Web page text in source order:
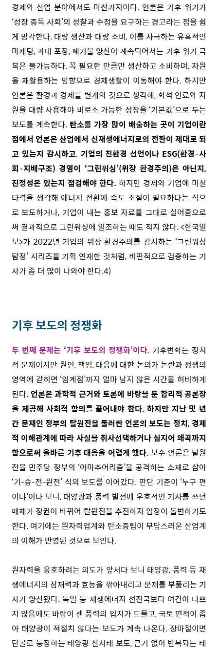
경제와 산업 분야에서도 마찬가지이다. 언론은 기후 위기가
‘성장 중독 사회’의 성찰과 수정을 요구하는 경고라는 점을 쉽
게 망각한다. 대량 생산과 대량 소비, 이를 자극하는 유혹적인
마케팅, 과대 포장, 폐기물 양산이 계속되어서는 기후 위기 극
복은 불가능하다. 꼭 필요한 만큼만 생산하고 소비하며, 자원
을 재활용하는 방향으로 경제생활이 이동해야 한다. 하지만
언론은 환경과 경제를 별개의 것으로 생각해, 화석 연료와 자
원을 대량 사용해야 비로소 가능한 성장을 ‘기본값’으로 두는
보도를 계속한다. 탄소를 가장 많이 배출하는 곳이 기업이란
점에서 언론은 산업에서 신재생에너지로의 전환이 제대로 되
고 있는지 감시하고, 기업의 친환경 선언이나 ESG(환경·사
회·지배구조) 경영이 ‘그린워싱’(위장 환경주의)은 아닌지,
진정성은 있는지 점검해야 한다. 하지만 경제와 기업에 미칠
타격을 생각해 에너지 전환에 속도 조절이 필요하다는 식으
로 보도하거나, 기업이 내는 홍보 자료를 그대로 실어줌으로
써 결과적으로 그린워싱에 일조하는 때도 적지 않다. <한국일
보>가 2022년 기업의 위장 환경주의를 감시하는 ‘그린워싱
탐정’ 시리즈를 기획 연재한 것처럼, 비판적으로 검증하는 기
사가 좀 더 많이 나와야 한다.4)
기후 보도의 정쟁화
두 번째 문제는 ‘기후 보도의 정쟁화’이다. 기후변화는 정치
적 문제이지만 원인, 책임, 대응에 대한 논의가 논란과 정쟁의
영역에 갇히면 ‘임계점’까지 얼마 남지 않은 시간을 허비하게
된다. 언론은 과학적 근거와 토론에 바탕을 둔 합리적 공론장
을 제공해 사회적 합의를 끌어내야 한다. 하지만 지난 몇 년
간 문재인 정부의 탈원전을 둘러싼 언론의 보도는 정치, 경제
적 이해관계에 따라 사실을 취사선택하거나 심지어 왜곡까지
함으로써 올바른 기후 대응을 어렵게 했다. 보수 언론은 탈원
전을 민주당 정부의 ‘아마추어리즘’을 공격하는 소재로 삼아
‘기-승-전-원전’ 식의 보도를 이어갔다. 판단 기준이 ‘누구 편
이냐’이다 보니, 태양광과 풍력 발전에 우호적인 기사를 쓰던
매체가 정권이 바뀌어 탈원전을 추진하자 입장이 돌변하기도
한다. 여기에는 원자력업계와 탄소중립이 부담스러운 산업계
의 이해가 반영된 것으로 보인다.
원자력을 옹호하려는 의도가 앞서다 보니 태양광, 풍력 등 재
생에너지의 잠재력과 효능을 깎아내리고 문제를 부풀리는 기
사가 양산됐다. 독일 등 재생에너지 선진국보다 여건이 나쁘
지 않음에도 바람이 센 풍력의 입지가 드물고, 국토 면적이 좁
아 태양광이 적절치 않다는 보도가 계속 나온다. 장마철이면
단골로 등장하는 태양광 산사태 보도, 근거 없이 반복되는 태